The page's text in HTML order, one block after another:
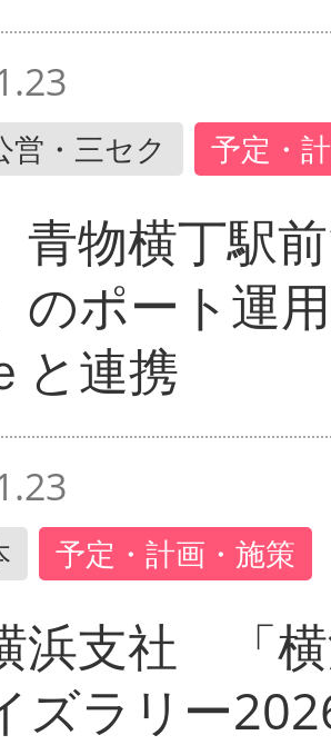
営・三セク 予定・
物横丁駅
のポート運
と連携
予定・計画・施策
浜支社 「
ズラリー